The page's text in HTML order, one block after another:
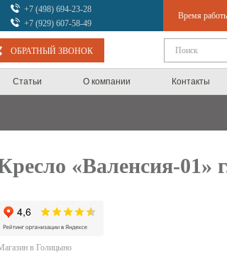
+7 (498) 694-23-28
+7 (929) 607-58-49
Время
ОБРАТНЫЙ ЗВОНОК
Статьи О компании Контакты
«Валенсия-01»
в Голицыно